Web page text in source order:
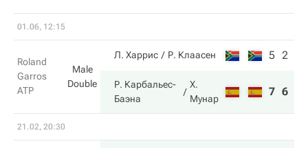
01.06, 12:15
Roland
Garros
ATP
Male
Double
Л. Харрис Р. Клаасен 5 2
Р. Карбальес-
Баэна
Х.
Мунар
7 6
21.02, 20:30